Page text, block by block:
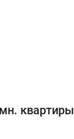
квартиры